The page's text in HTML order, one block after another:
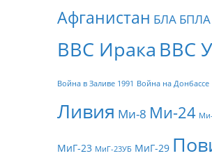
Афганистан БЛА БПЛА
ВВС Ирака ВВС
Война в Заливе 1991 Война на Донбассе
Ливия Ми-8 Ми-24
МиГ-23 МиГ-23УБ МиГ-29